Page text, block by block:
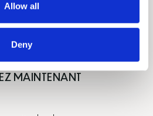
Allow all
Denyde €341/nuit
MAINTENANT